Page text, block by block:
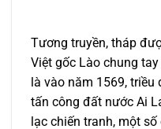
Tương truyền, tháp
Việt gốc Lào chung
là vào năm 1569,
tấn công đất nước Ai
lạc chiến tranh, một